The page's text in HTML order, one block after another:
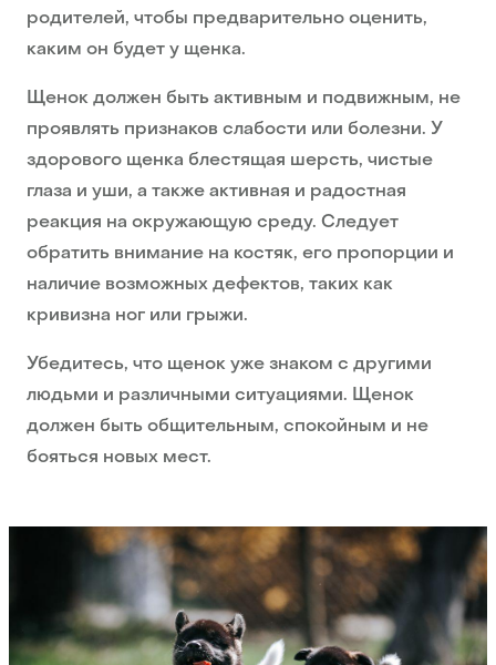
родителей, чтобы предварительно оценить,
каким он будет у щенка.
Щенок должен быть активным и подвижным, не
проявлять признаков слабости или болезни. У
здорового щенка блестящая шерсть, чистые
глаза и уши, а также активная и радостная
реакция на окружающую среду. Следует
обратить внимание на костяк, его пропорции и
наличие возможных дефектов, таких как
кривизна ног или грыжи.
Убедитесь, что щенок уже знаком с другими
людьми и различными ситуациями. Щенок
должен быть общительным, спокойным и не
бояться новых мест.